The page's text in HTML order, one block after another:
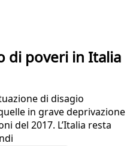
di poveri in Italia
di disagio
in grave deprivazione
del 2017. L’Italia resta